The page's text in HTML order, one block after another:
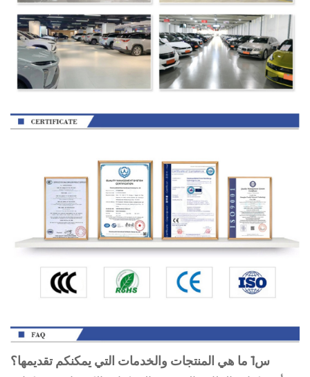
س1 ما هي المنتجات والخدمات التي يمكنكم تقديمها؟